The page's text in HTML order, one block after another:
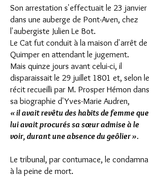
Son arrestation s'effectuait le 23 janvier
dans une auberge de Pont-Aven, chez
l'aubergiste Julien Le Bot.
Le Cat fut conduit à la maison d'arrêt de
Quimper en attendant le jugement.
Mais quinze jours avant celui-ci, il
disparaissait le 29 juillet 1801 et, selon le
récit recueilli par M. Prosper Hémon dans
sa biographie d'Yves-Marie Audren,
« il avait revêtu des habits de femme que
lui avait procurés sa sœur admise à le
voir, durant une absence du geôlier ».
Le tribunal, par contumace, le condamna
à la peine de mort.